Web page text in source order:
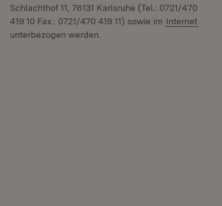
Schlachthof 11, 76131 Karlsruhe (Tel.: 0721/470
419 10 Fax.: 0721/470 419 11) sowie im Internet
unterbezogen werden.